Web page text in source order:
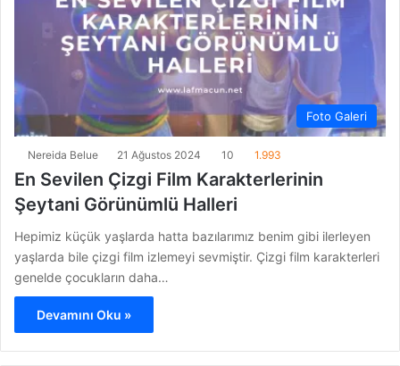
Foto Galeri
Nereida Belue 21 Ağustos 2024 10 1.993
En Sevilen Çizgi Film Karakterlerinin
Şeytani Görünümlü Halleri
Hepimiz küçük yaşlarda hatta bazılarımız benim gibi ilerleyen
yaşlarda bile çizgi film izlemeyi sevmiştir. Çizgi film karakterleri
genelde çocukların daha…
Devamını Oku »